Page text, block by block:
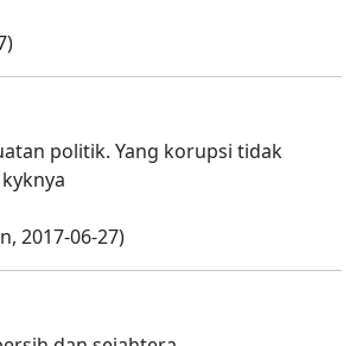
politik. Yang korupsi tidak
2017-06-27)